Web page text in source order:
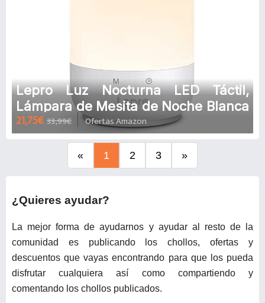
Lepro Luz Nocturna LED Táctil,
Lámpara de Mesita de Noche Blanca
Cálida a Fría Regulable, Lámpara de
Noche Cambio Color RGB, con
Temporizador, Lámpara de Mesa
para Dormitorio, Sala, Niños y más,
21,75€ 33,99€ Ofertas Amazon
« 1 2 3 »
¿Quieres ayudar?
La mejor forma de ayudarnos y ayudar al resto de la
comunidad es publicando los chollos, ofertas y
descuentos que vayas encontrando para que los pueda
disfrutar cualquiera así como compartiendo y
comentando los chollos publicados.